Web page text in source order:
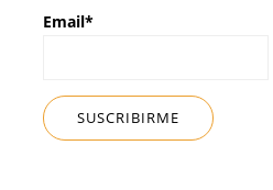
Email*